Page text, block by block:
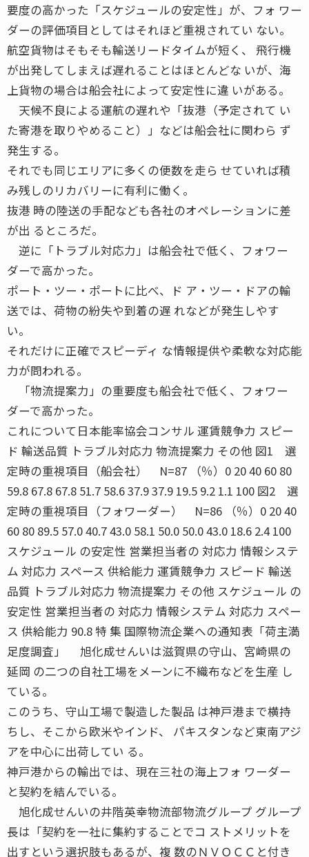
要度の高かった「スケジュールの安定性」が、フォ ワー
ダーの評価項目としてはそれほど重視されてい ない。
航空貨物はそもそも輸送リードタイムが短く、 飛行機
が出発してしまえば遅れることはほとんどな いが、海
上貨物の場合は船会社によって安定性に違 いがある。
天候不良による運航の遅れや「抜港（予定されて い
た寄港を取りやめること）」などは船会社に関わら ず
発生する。
それでも同じエリアに多くの便数を走ら せていれば積
み残しのリカバリーに有利に働く。
抜港 時の陸送の手配なども各社のオペレーションに差
が出 るところだ。
逆に「トラブル対応力」は船会社で低く、フォワー
ダーで高かった。
ポート・ツー・ポートに比べ、ド ア・ツー・ドアの輸
送では、荷物の紛失や到着の遅 れなどが発生しやす
い。
それだけに正確でスピーディ な情報提供や柔軟な対応能
力が問われる。
「物流提案力」の重要度も船会社で低く、フォワー
ダーで高かった。
これについて日本能率協会コンサル 運賃競争力 スピー
ド 輸送品質 トラブル対応力 物流提案力 その他 図1 選
定時の重視項目（船会社） N=87 （％）0 20 40 60 80
59.8 67.8 67.8 51.7 58.6 37.9 37.9 19.5 9.2 1.1 100 図2 選
定時の重視項目（フォワーダー） N=86 （％）0 20 40
60 80 89.5 57.0 40.7 43.0 58.1 50.0 50.0 43.0 18.6 2.4 100
スケジュール の安定性 営業担当者の 対応力 情報システ
ム 対応力 スペース 供給能力 運賃競争力 スピード 輸送
品質 トラブル対応力 物流提案力 その他 スケジュール の
安定性 営業担当者の 対応力 情報システム 対応力 スペー
ス 供給能力 90.8 特 集 国際物流企業への通知表「荷主満
足度調査」 旭化成せんいは滋賀県の守山、宮崎県の
延岡 の二つの自社工場をメーンに不織布などを生産 し
ている。
このうち、守山工場で製造した製品 は神戸港まで横持
ちし、そこから欧米やインド、 パキスタンなど東南アジ
アを中心に出荷してい る。
神戸港からの輸出では、現在三社の海上フォ ワーダー
と契約を結んでいる。
旭化成せんいの井階英幸物流部物流グループ グループ
長は「契約を一社に集約することでコ ストメリットを
出すという選択肢もあるが、複 数のＮＶＯＣＣと付き